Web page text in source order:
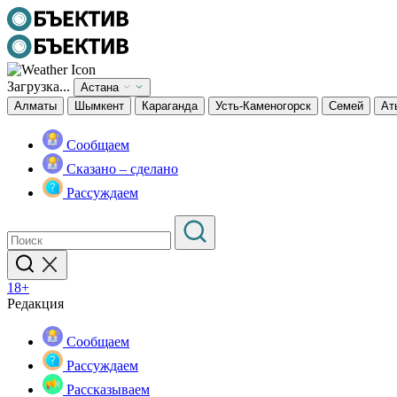
Загрузка...
Астана
Алматы
Шымкент Караганда Усть-Каменогорск Семей
Сообщаем
Сказано – сделано
Рассуждаем
18+
Редакция
Сообщаем
Рассуждаем
Рассказываем